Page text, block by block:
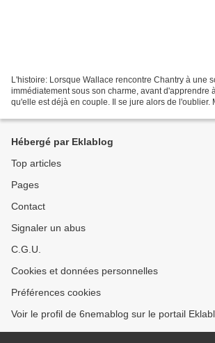
L'histoire: Lorsque Wallace rencontre Chantry à une
immédiatement sous son charme, avant d'apprendre
qu'elle est déjà en couple. Il se jure alors de l'oublier.
Hébergé par Eklablog
Top articles
Pages
Contact
Signaler un abus
C.G.U.
Cookies et données personnelles
Préférences cookies
Voir le profil de 6nemablog sur le portail